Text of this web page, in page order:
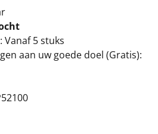
Vanaf 5 stuks
aan uw goede doel (Gratis):